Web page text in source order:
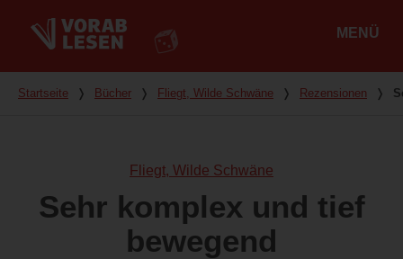
MENÜ
Du bist hier
Startseite ❭ Bücher ❭ Fliegt, Wilde Schwäne ❭ Rezensionen ❭
Fliegt, Wilde Schwäne
Sehr komplex und tief
bewegend